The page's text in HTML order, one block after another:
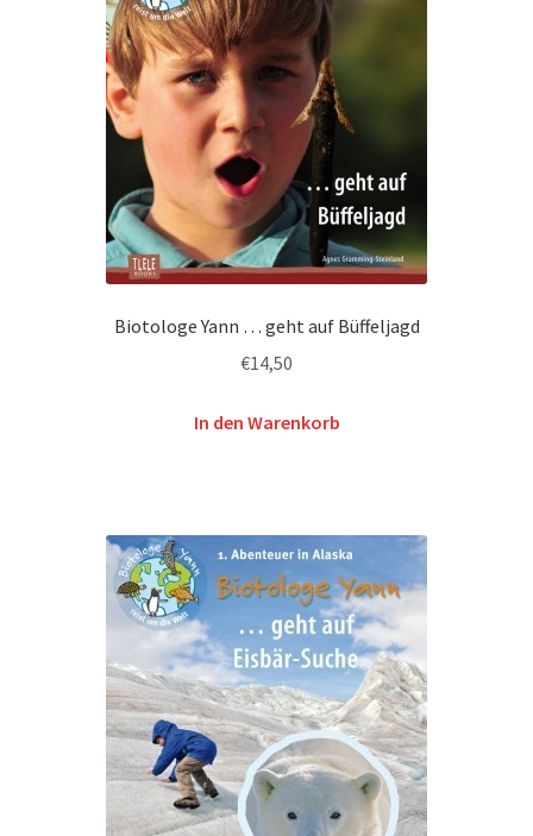
Biotologe Yann … geht auf Büffeljagd
€14,50
In den Warenkorb